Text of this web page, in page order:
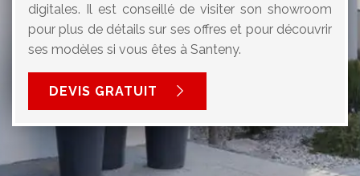
digitales. Il est conseillé de visiter son showroom
pour plus de détails sur ses offres et pour découvrir
ses modèles si vous êtes à Santeny.
DEVIS GRATUIT